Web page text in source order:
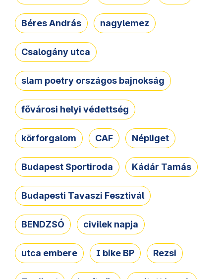
Béres András nagylemez
Csalogány utca
slam poetry országos bajnokság
fővárosi helyi védettség
körforgalom CAF Népliget
Budapest Sportiroda Kádár Tamás
Budapesti Tavaszi Fesztivál
BENDZSÓ civilek napja
utca embere I bike BP Rezsi